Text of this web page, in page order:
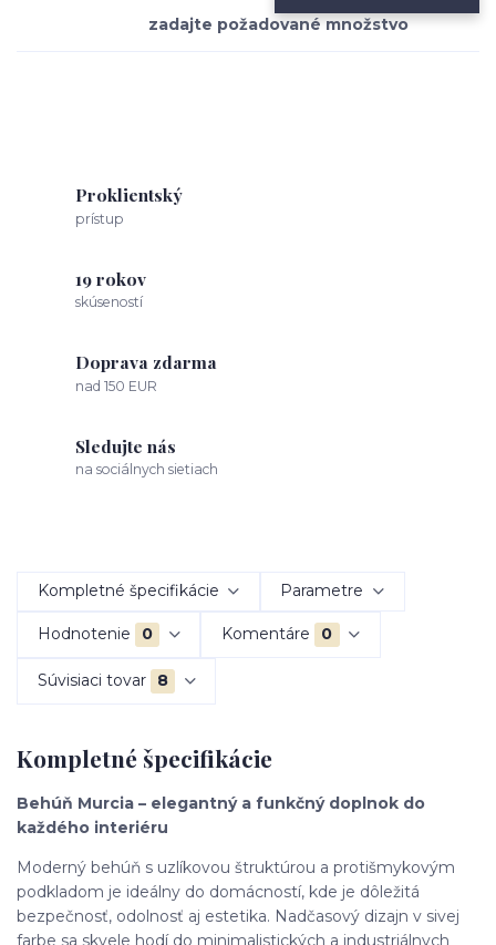
Proklientský
prístup
19 rokov
skúseností
Doprava zdarma
nad 150 EUR
Sledujte nás
na sociálnych sietiach
Kompletné špecifikácie Parametre
Hodnotenie 0 Komentáre 0
Súvisiaci tovar 8
Kompletné špecifikácie
Behúň Murcia – elegantný a funkčný doplnok do
každého interiéru
Moderný behúň s uzlíkovou štruktúrou a protišmykovým
podkladom je ideálny do domácností, kde je dôležitá
bezpečnosť, odolnosť aj estetika. Nadčasový dizajn v sivej
farbe sa skvele hodí do minimalistických a industriálnych